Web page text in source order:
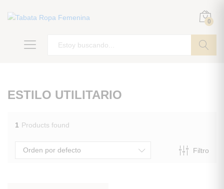
0
ESTILO UTILITARIO
1 Products found
Filtro
Orden por defecto